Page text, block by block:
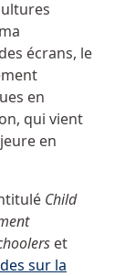
écrans, le
en
qui vient
en
Child
et
sur la